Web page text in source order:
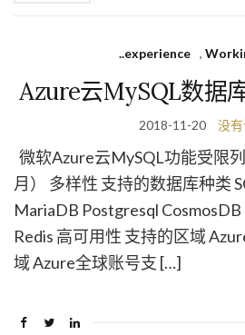
..experience ,
Azure云MySQL数据
2018-11-20 没
微软Azure云MySQL功能受限
月） 多样性 支持的数据库种类
MariaDB Postgresql
Redis 高可用性 支持的区域
域 Azure全球账号支 […]